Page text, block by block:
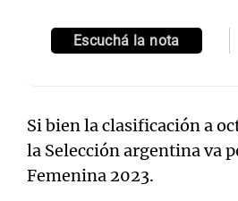
Escuchá la nota
Si bien la clasificación a
la Selección argentina va
Femenina 2023.